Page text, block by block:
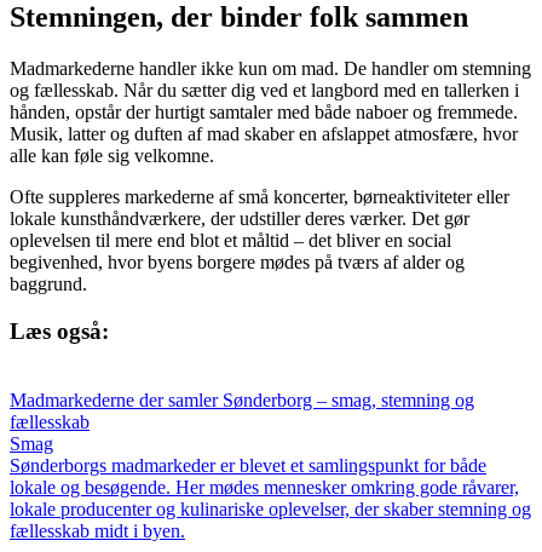
Stemningen, der binder folk sammen
Madmarkederne handler ikke kun om mad. De handler om stemning
og fællesskab. Når du sætter dig ved et langbord med en tallerken i
hånden, opstår der hurtigt samtaler med både naboer og fremmede.
Musik, latter og duften af mad skaber en afslappet atmosfære, hvor
alle kan føle sig velkomne.
Ofte suppleres markederne af små koncerter, børneaktiviteter eller
lokale kunsthåndværkere, der udstiller deres værker. Det gør
oplevelsen til mere end blot et måltid – det bliver en social
begivenhed, hvor byens borgere mødes på tværs af alder og
baggrund.
Læs også:
Madmarkederne der samler Sønderborg – smag, stemning og
fællesskab
Smag
Sønderborgs madmarkeder er blevet et samlingspunkt for både
lokale og besøgende. Her mødes mennesker omkring gode råvarer,
lokale producenter og kulinariske oplevelser, der skaber stemning og
fællesskab midt i byen.